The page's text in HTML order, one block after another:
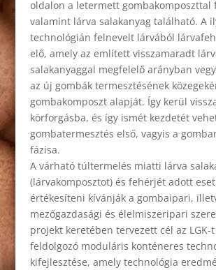
oldalon a letermett gombakomposzttal
valamint lárva salakanyag található. A
technológián felnevelt lárvából
elő, amely az említett visszamaradt
salakanyaggal megfelelő arányban
az új gombák termesztésének
gombakomposzt alapját. Így kerül
körforgásba, és így ismét kezdetét
gombatermesztés első, vagyis a
fázisa.
A várható túltermelés miatti lárva
(lárvakomposztot) és fehérjét adott
értékesíteni kívánják a gombaipari,
mezőgazdasági és élelmiszeripari
projekt keretében tervezett cél az LGK-
feldolgozó moduláris konténeres
kifejlesztése, amely technológia